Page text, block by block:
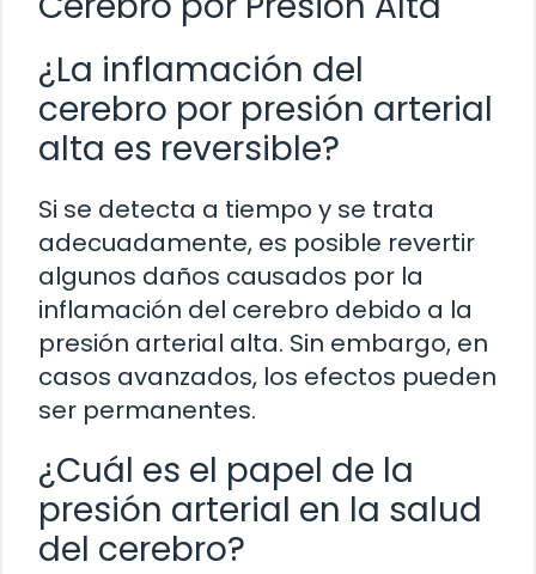
¿La inflamación del
cerebro por presión arterial
alta es reversible?
Si se detecta a tiempo y se trata
adecuadamente, es posible revertir
algunos daños causados por la
inflamación del cerebro debido a la
presión arterial alta. Sin embargo, en
casos avanzados, los efectos pueden
ser permanentes.
¿Cuál es el papel de la
presión arterial en la salud
del cerebro?